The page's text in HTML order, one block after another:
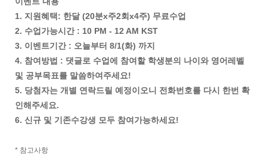
1. 지원혜택: 한달 (20분x주2회x4주) 무료수업
2. 수업가능시간 : 10 PM - 12 AM KST
3. 이벤트기간 : 오늘부터 8/1(화) 까지
4. 참여방법 : 댓글로 수업에 참여할 학생분의 나이와 영어레벨
및 공부목표를 말씀하여주세요!
5. 당첨자는 개별 연락드릴 예정이오니 전화번호를 다시 한번 확
인해주세요.
6. 신규 및 기존수강생 모두 참여가능하세요!
* 참고사항